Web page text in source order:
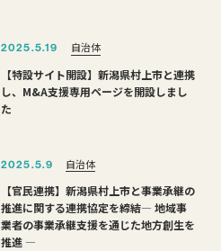
2025.5.19 自治体
【特設サイト開設】新潟県村上市と連携
し、M&A支援専用ページを開設しまし
た
2025.5.9 自治体
【官民連携】新潟県村上市と事業承継の
推進に関する連携協定を締結― 地域事
業者の事業承継支援を通じた地方創生を
推進 ―